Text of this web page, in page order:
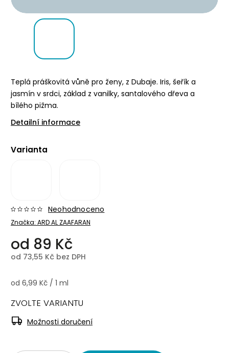
Teplá práškovitá vůně pro ženy, z Dubaje. Iris, šeřík a
jasmín v srdci, základ z vanilky, santalového dřeva a
bílého pižma.
Detailní informace
Varianta
Značka: ARD AL ZAAFARAN
Neohodnoceno
od 89 Kč
od 73,55 Kč bez DPH
od 6,99 Kč / 1 ml
ZVOLTE VARIANTU
Možnosti doručení